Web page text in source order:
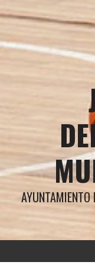
al
AYUNTAMIENTO